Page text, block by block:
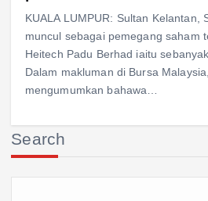
KUALA LUMPUR: Sultan Kelantan,
muncul sebagai pemegang saham
Heitech Padu Berhad iaitu
Dalam makluman di Bursa
mengumumkan bahawa…
Search